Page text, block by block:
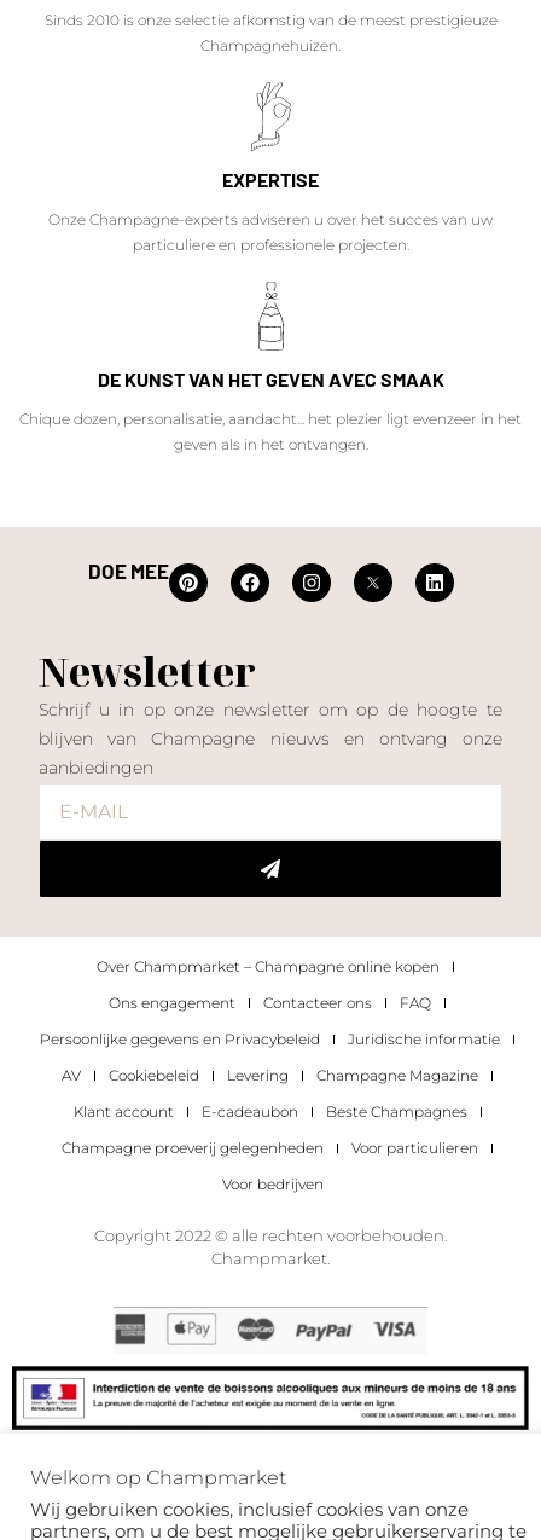
Sinds 2010 is onze selectie afkomstig van de meest prestigieuze
Champagnehuizen.
EXPERTISE
Onze Champagne-experts adviseren u over het succes van uw
particuliere en professionele projecten.
DE KUNST VAN HET GEVEN AVEC SMAAK
Chique dozen, personalisatie, aandacht... het plezier ligt evenzeer in het
geven als in het ontvangen.
DOE MEE
Newsletter
Schrijf u in op onze newsletter om op de hoogte te
blijven van Champagne nieuws en ontvang onze
aanbiedingen
Over Champmarket – Champagne online kopen
Ons engagement
Contacteer ons
FAQ
Persoonlijke gegevens en Privacybeleid
Juridische informatie
AV
Cookiebeleid Levering
Champagne Magazine
Klant account
E-cadeaubon
Beste Champagnes
Champagne proeverij gelegenheden
Voor particulieren
Voor bedrijven
Copyright 2022 © alle rechten voorbehouden.
Champmarket.
ALCOHOLMISBRUIK IS GEVAARLIJK VOOR JE
GEZONDHEID. DRINK MET VERSTAND.
Deze site wordt beschermd door reCAPTCHA en hetprivacybeleid van Google en
Welkom op Champmarket
Wij gebruiken cookies, inclusief cookies van onze
partners, om u de best mogelijke gebruikerservaring te